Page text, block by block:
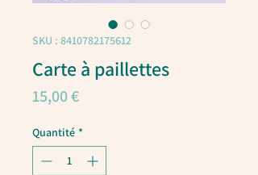
SKU : 8410782175612
Carte à paillettes
15,00 €Prix
Quantité *